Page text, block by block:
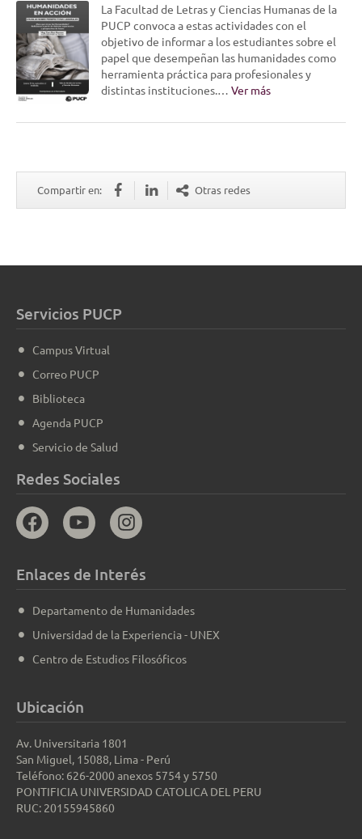
La Facultad de Letras y Ciencias Humanas de la
PUCP convoca a estas actividades con el
objetivo de informar a los estudiantes sobre el
papel que desempeñan las humanidades como
herramienta práctica para profesionales y
distintas instituciones.… Ver más
Compartir en: Otras redes
Servicios PUCP
Campus Virtual
Correo PUCP
Biblioteca
Agenda PUCP
Servicio de Salud
Redes Sociales
Enlaces de Interés
Departamento de Humanidades
Universidad de la Experiencia - UNEX
Centro de Estudios Filosóficos
Ubicación
Av. Universitaria 1801
San Miguel, 15088, Lima - Perú
Teléfono: 626-2000 anexos 5754 y 5750
PONTIFICIA UNIVERSIDAD CATOLICA DEL PERU
RUC: 20155945860